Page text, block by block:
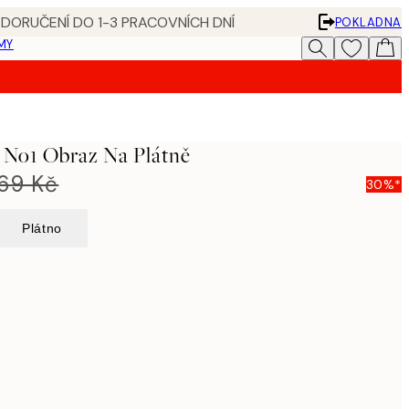
DO 1-3 PRACOVNÍCH DNÍ
POKLADNA
Obraz Na Plátně
Kč 30%*
Plátno